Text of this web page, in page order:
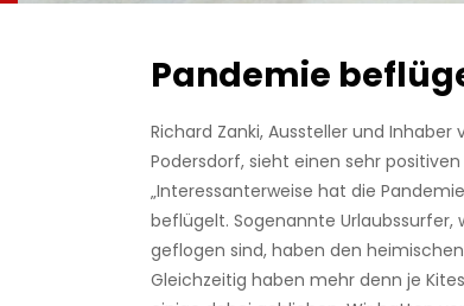
Pandemie
Richard Zanki, Aussteller und Inhaber
Podersdorf, sieht einen sehr positiven
„Interessanterweise hat die
beflügelt. Sogenannte Urlaubssurfer,
geflogen sind, haben den
Gleichzeitig haben mehr denn je